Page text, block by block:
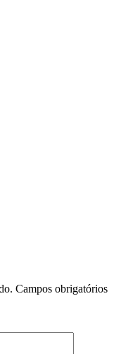
Campos obrigatórios